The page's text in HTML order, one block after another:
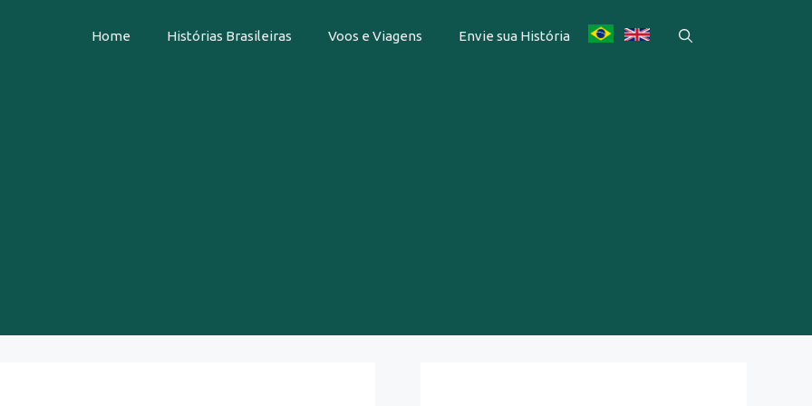
Home Histórias Brasileiras Voos e Viagens Envie sua História